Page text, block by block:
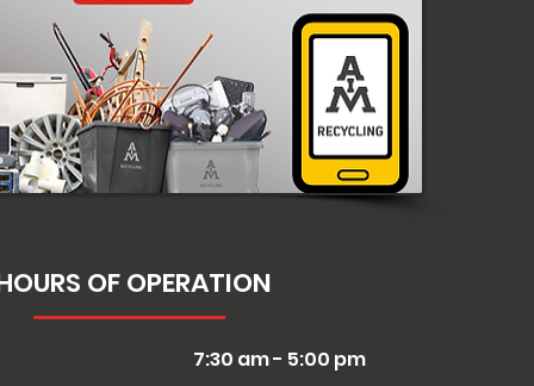
OF OPERATION
7:30 am - 5:00 pm